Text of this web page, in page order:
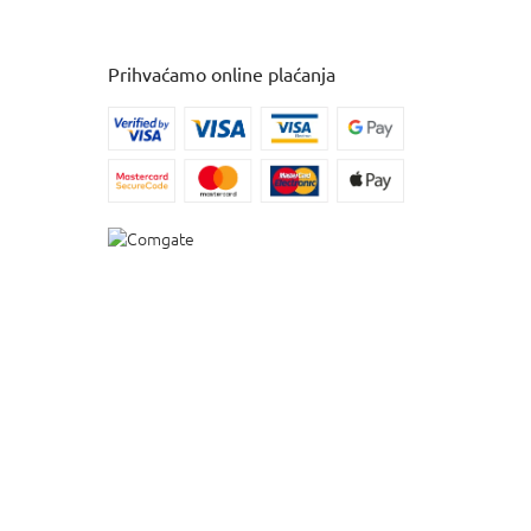
Prihvaćamo online plaćanja